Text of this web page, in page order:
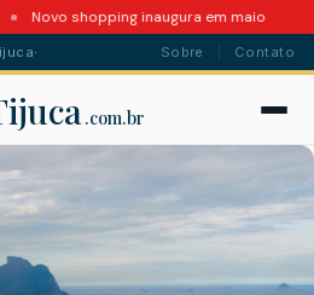
Novo shopping inaugura em maio
· Sobre Contato
.com.br